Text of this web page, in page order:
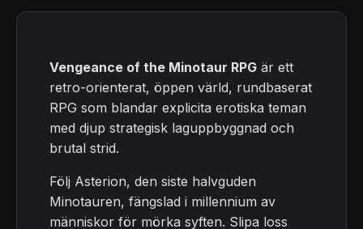
Vengeance of the Minotaur RPG är ett
retro-orienterat, öppen värld, rundbaserat
RPG som blandar explicita erotiska teman
med djup strategisk laguppbyggnad och
brutal strid.
Följ Asterion, den siste halvguden
Minotauren, fängslad i millennium av
människor för mörka syften. Slipa loss